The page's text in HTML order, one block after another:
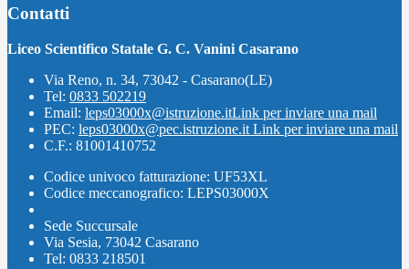
Contatti
Liceo Scientifico Statale G. C. Vanini Casarano
Via Reno, n. 34, 73042 - Casarano(LE)
Tel: 0833 502219
Email: leps03000x@istruzione.itLink per inviare una mail
PEC: leps03000x@pec.istruzione.it Link per inviare una mail
C.F.: 81001410752
Codice univoco fatturazione: UF53XL
Codice meccanografico: LEPS03000X
Sede Succursale
Via Sesia, 73042 Casarano
Tel: 0833 218501